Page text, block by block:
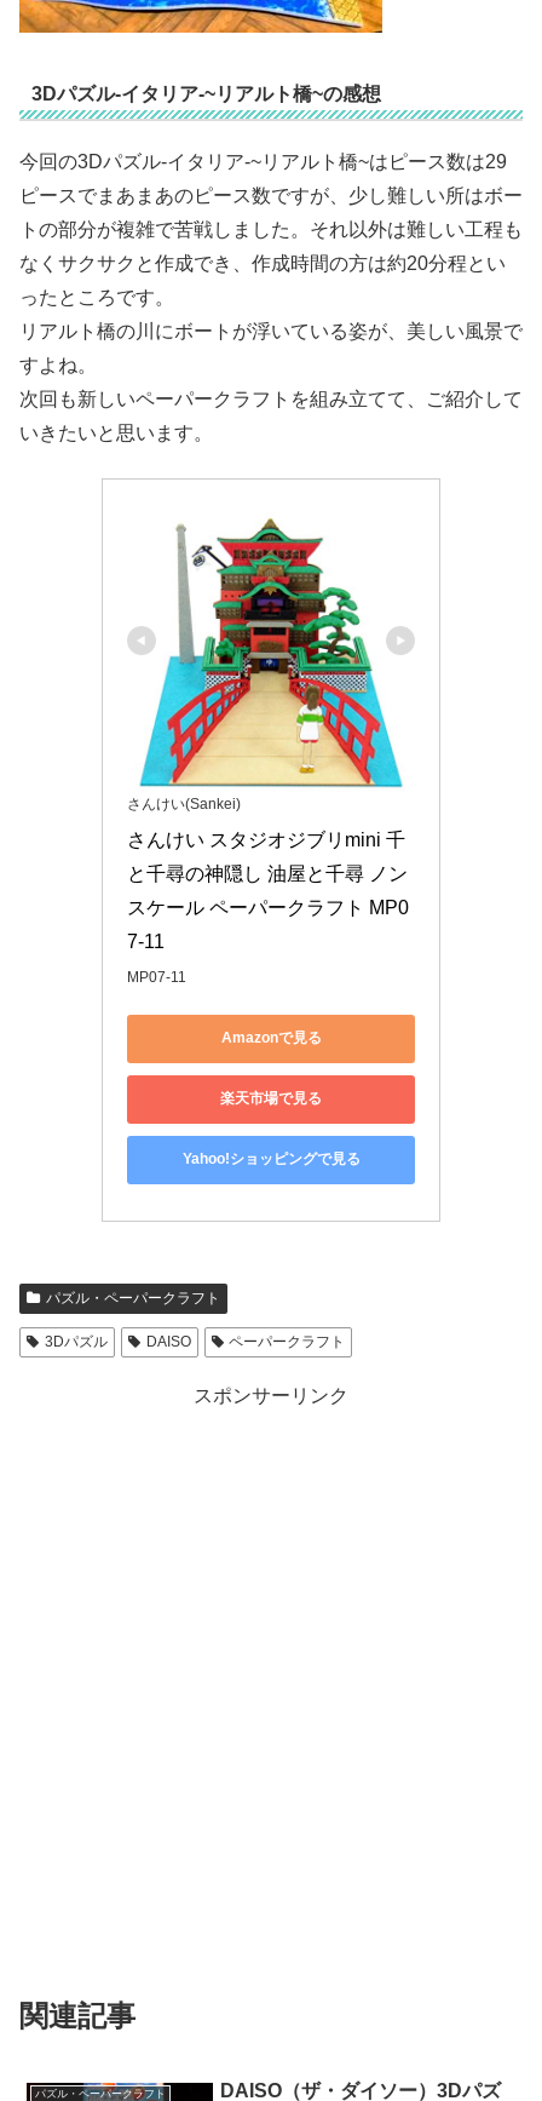
3Dパズル-イタリア-~リアルト橋~の感想
今回の3Dパズル-イタリア-~リアルト橋~はピース数は29
ピースでまあまあのピース数ですが、少し難しい所はボー
トの部分が複雑で苦戦しました。それ以外は難しい工程も
なくサクサクと作成でき、作成時間の方は約20分程とい
ったところです。
リアルト橋の川にボートが浮いている姿が、美しい風景で
すよね。
次回も新しいペーパークラフトを組み立てて、ご紹介して
いきたいと思います。
さんけい(Sankei)
さんけい スタジオジブリmini 千
と千尋の神隠し 油屋と千尋 ノン
スケール ペーパークラフト MP0
7-11
MP07-11
Amazonで見る
楽天市場で見る
Yahoo!ショッピングで見る
パズル・ペーパークラフト
3Dパズル DAISO ペーパークラフト
スポンサーリンク
関連記事
パズル・ペーパークラフト DAISO（ザ・ダイソー）3Dパズ